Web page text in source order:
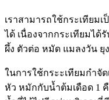
เราสามารถใช้กระเทียม
ได้ เนื่องจากกระเทียมไ
ผึ้ง ตัวต่อ หมัด แมลงวัน ยุ
ในการใช้กระะเทียมกำจั
หัว หมักกับน้ำต้มเดือด 1